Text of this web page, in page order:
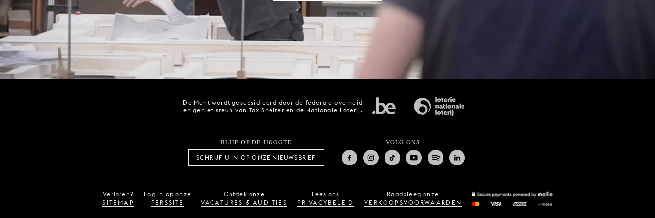
De Munt wordt gesubsidieerd door de federale overheid
en geniet steun van Tax Shelter en de Nationale Loterij.
BLIJF OP DE HOOGTE
SCHRIJF U IN OP ONZE NIEUWSBRIEF
VOLG ONS
Verloren?
SITEMAP
Log in op onze
PERSSITE
Ontdek onze
VACATURES & AUDITIES
Lees ons
PRIVACYBELEID
Raadpleeg onze
VERKOOPSVOORWAARDEN